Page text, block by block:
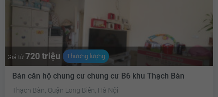
Giá từ 720 triệu Thương lượng
Bán căn hộ chung cư chung cư B6 khu Thạch Bàn
Thạch Bàn, Quận Long Biên, Hà Nội